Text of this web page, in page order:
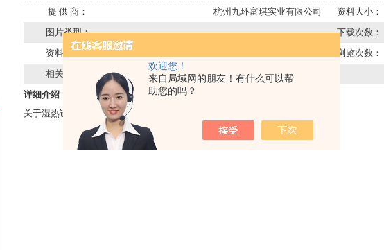
欢迎您！
来自局域网的朋友！有什么可以帮
助您的吗？
提 供 商： 杭州九环富琪实业有限公司
资料大小：
图片类型：
下载次数：
资料类型：
PDF 浏览次数：
相关产品：
详细介绍：
文件下载
关于湿热试验箱加湿和除湿方法的研究